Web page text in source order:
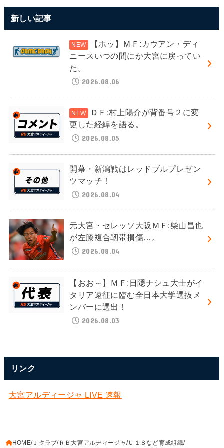
新しい記事
【ホッ】ＭＦ:カウアン・ディ
ニースいつの間にか大宮に戻ってい
た。
2026.08.06
ＤＦ:村上陽介が背番号２に変
更した経緯を語る。
2026.08.05
開幕・新潟戦はレッドブルプレゼン
ツマッチ！
2026.08.04
元大宮・セレッソ大阪ＭＦ:柴山昌也
が左膝複合靭帯損傷…。
2026.08.04
【おお～】ＭＦ:日隠ナシュ大士がイ
タリア遠征に臨む全日本大学選抜メ
ンバーに選出！
2026.08.03
リンク
大宮アルディージャ LIVE 速報
HOME Ｊクラブ ＲＢ大宮アルディージャ Ｕ１８など育成組織